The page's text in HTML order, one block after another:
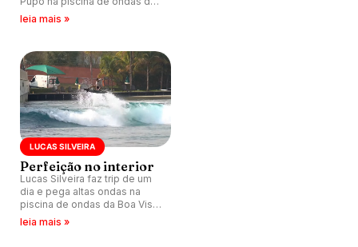
Boa Vista Village, Porto Feliz
leia mais »
LUCAS SILVEIRA
Perfeição no interior
Lucas Silveira faz trip de um
dia e pega altas ondas na
piscina de ondas da Boa Vista
Village, em Porto Feliz, interior
leia mais »